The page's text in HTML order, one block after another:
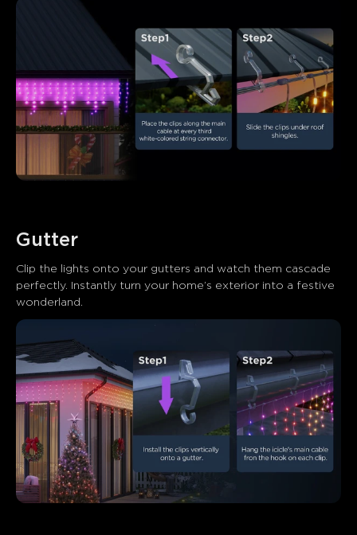
Gutter
Clip the lights onto your gutters and watch them cascade
perfectly. Instantly turn your home’s exterior into a festive
wonderland.